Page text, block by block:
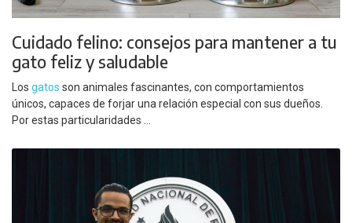
Cuidado felino: consejos para mantener a tu
gato feliz y saludable
Los gatos son animales fascinantes, con comportamientos
únicos, capaces de forjar una relación especial con sus dueños.
Por estas particularidades ...